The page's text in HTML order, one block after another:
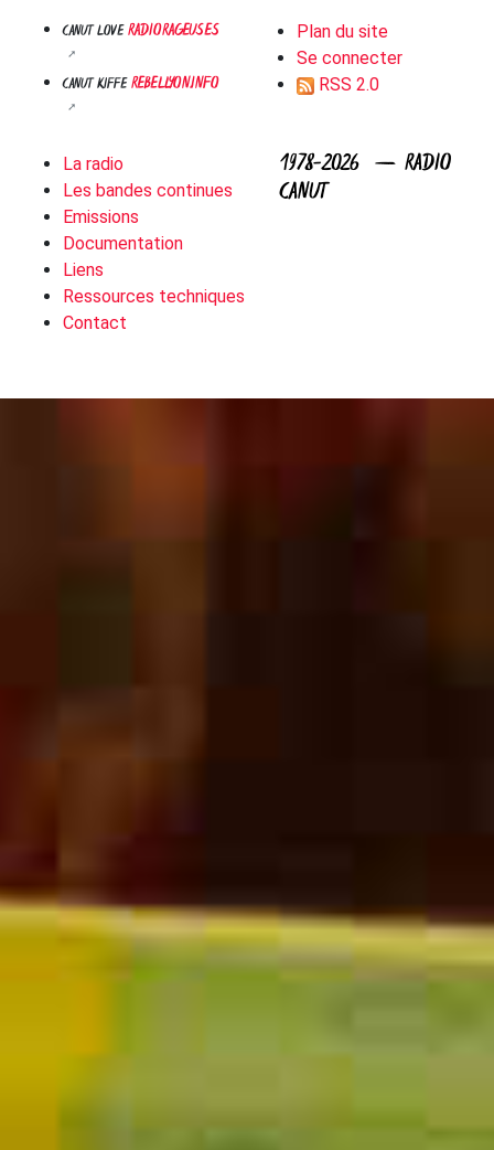
CANUT LOVERADIORAGEUSES
CANUT KIFFEREBELLYON.INFO
Plan du site
Se connecter
RSS 2.0
La radio
Les bandes continues
Emissions
Documentation
Liens
Ressources techniques
Contact
1978-2026 — RADIO
CANUT